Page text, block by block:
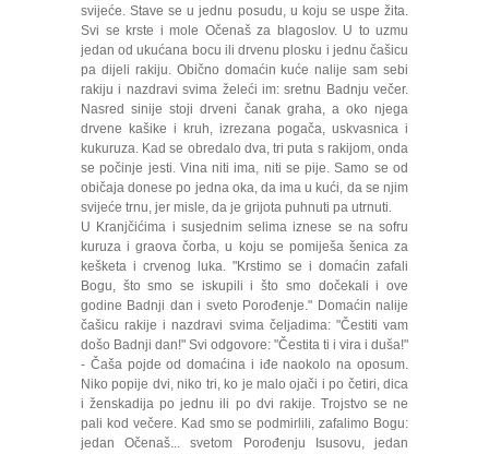
svijeće. Stave se u jednu posudu, u koju se uspe žita.
Svi se krste i mole Očenaš za blagoslov. U to uzmu
jedan od ukućana bocu ili drvenu plosku i jednu čašicu
pa dijeli rakiju. Obično domaćin kuće nalije sam sebi
rakiju i nazdravi svima želeći im: sretnu Badnju večer.
Nasred sinije stoji drveni čanak graha, a oko njega
drvene kašike i kruh, izrezana pogača, uskvasnica i
kukuruza. Kad se obredalo dva, tri puta s rakijom, onda
se počinje jesti. Vina niti ima, niti se pije. Samo se od
običaja donese po jedna oka, da ima u kući, da se njim
svijeće trnu, jer misle, da je grijota puhnuti pa utrnuti.
U Kranjčićima i susjednim selima iznese se na sofru
kuruza i graova čorba, u koju se pomiješa šenica za
kešketa i crvenog luka. "Krstimo se i domaćin zafali
Bogu, što smo se iskupili i što smo dočekali i ove
godine Badnji dan i sveto Porođenje." Domaćin nalije
čašicu rakije i nazdravi svima čeljadima: "Čestiti vam
došo Badnji dan!" Svi odgovore: "Čestita ti i vira i duša!"
- Čaša pojde od domaćina i iđe naokolo na oposum.
Niko popije dvi, niko tri, ko je malo ojači i po četiri, dica
i ženskadija po jednu ili po dvi rakije. Trojstvo se ne
pali kod večere. Kad smo se podmirlili, zafalimo Bogu:
jedan Očenaš... svetom Porođenju Isusovu, jedan